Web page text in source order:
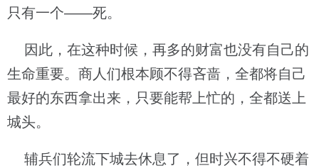
只有一个——死。
因此，在这种时候，再多的财富也没有自己的
生命重要。商人们根本顾不得吝啬，全都将自己
最好的东西拿出来，只要能帮上忙的，全都送上
城头。
辅兵们轮流下城去休息了，但时兴不得不硬着